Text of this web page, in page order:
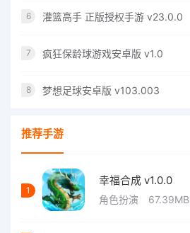
6 灌篮高手 正版授权手游 v23.0.0
7 疯狂保龄球游戏安卓版 v1.0
8 梦想足球安卓版 v103.003
推荐手游
1
幸福合成 v1.0.0
角色扮演 67.39MB